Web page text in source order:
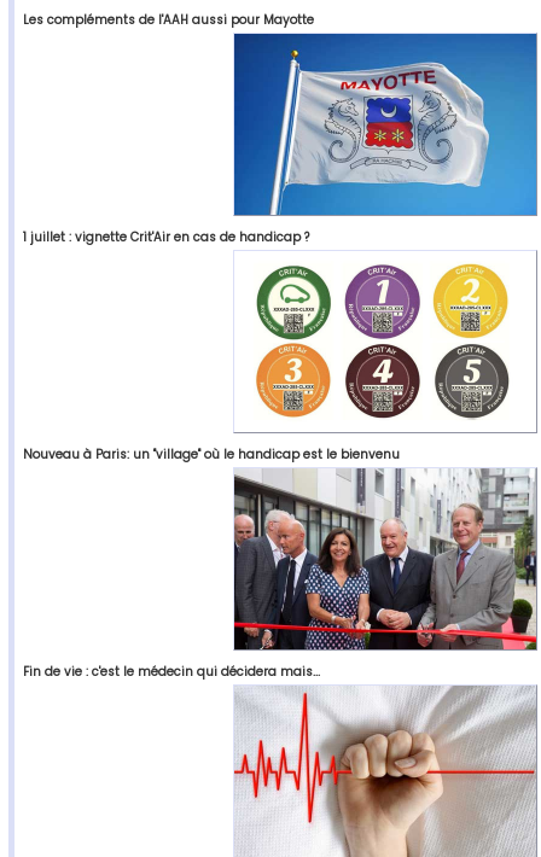
Les compléments de l'AAH aussi pour Mayotte
1 juillet : vignette Crit'Air en cas de handicap ?
Nouveau à Paris: un "village" où le handicap est le bienvenu
Fin de vie : c'est le médecin qui décidera mais...